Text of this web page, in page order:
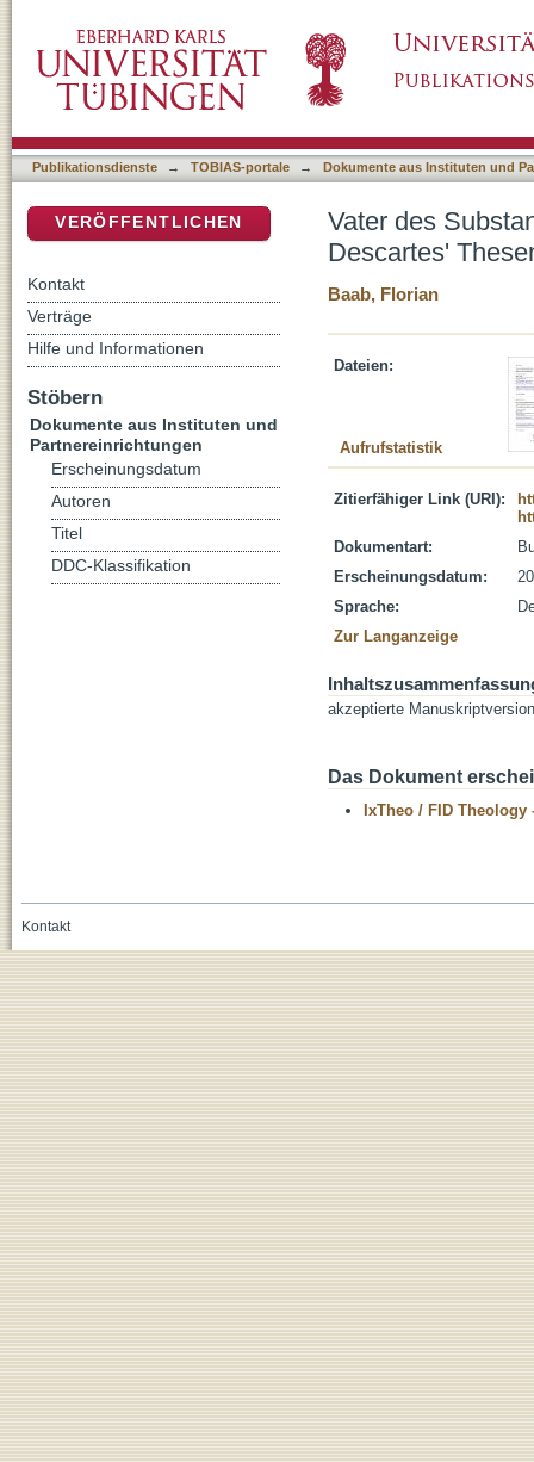
Materie-Verhältnis
Publikationsdienste → TOBIAS-portale → Dokumente aus Instituten und
Vater des
Descartes'
Baab, Florian
Dateien:
Aufrufstatistik
Zitierfähiger Link (URI):
Dokumentart:
Erscheinungsdatum:
Sprache:
Zur Langanzeige
akzeptierte Manuskriptversion
Das Dokument
IxTheo / FID Theology
VERÖFFENTLICHEN
Kontakt
Verträge
Hilfe und Informationen
Stöbern
Dokumente aus Instituten und
Partnereinrichtungen
Erscheinungsdatum
Autoren
Titel
DDC-Klassifikation
Kontakt